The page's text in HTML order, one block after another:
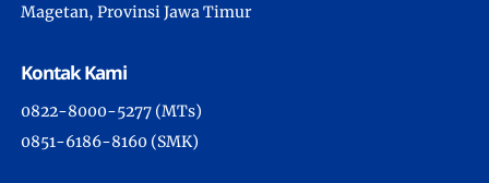
Magetan, Provinsi Jawa Timur
Kontak Kami
0822-8000-5277 (MTs)
0851-6186-8160 (SMK)